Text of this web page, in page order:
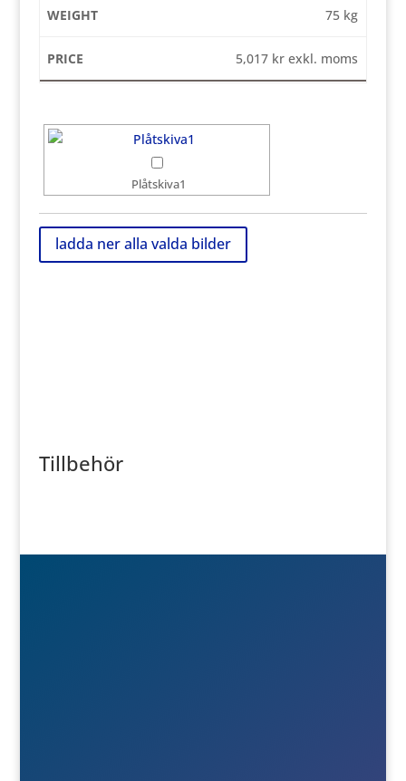
75 kg
5,017 kr exkl. moms
Plåtskiva1
Tillbehör